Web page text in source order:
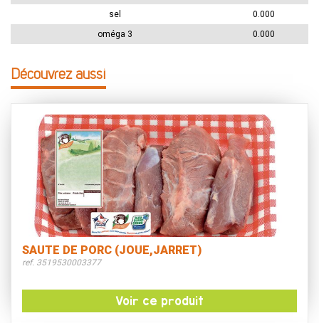
sel
0.000
oméga 3
0.000
Découvrez aussi
SAUTE DE PORC (JOUE,JARRET)
ref. 3519530003377
Voir ce produit